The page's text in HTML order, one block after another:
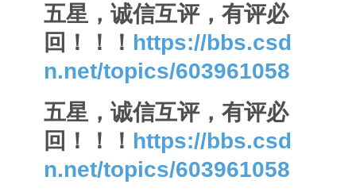
五星，诚信互评，有评必
回！！！ https://bbs.csd
n.net/topics/603961058
五星，诚信互评，有评必
回！！！ https://bbs.csd
n.net/topics/603961058